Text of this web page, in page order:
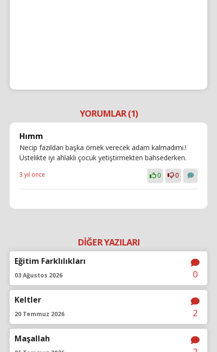
YORUMLAR (1)
Hımm
Necip fazıldan başka örnek verecek adam kalmadımı.!
Üstelikte iyi ahlaklı çocuk yetiştirmekten bahsederken.
3 yıl önce 0 0
DİĞER YAZILARI
Eğitim Farklılıkları
03 Ağustos 2026 0
Keltler
20 Temmuz 2026 2
Maşallah